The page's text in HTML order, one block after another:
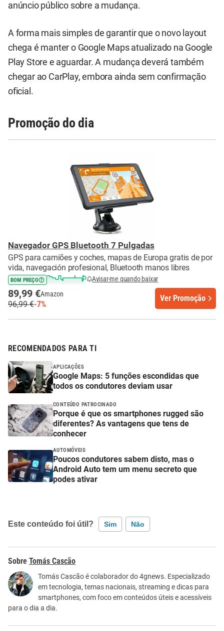
anúncio público sobre a mudança.
A forma mais simples de garantir que o novo layout
chega é manter o Google Maps atualizado na Google
Play Store e aguardar. A mudança deverá também
chegar ao CarPlay, embora ainda sem confirmação
oficial.
Promoção do dia
Navegador GPS Bluetooth 7 Pulgadas
GPS para camiões y coches, mapas de Europa gratis de por
vida, navegación profesional, Bluetooth manos libres
BOM PREÇO Avisar-me quando baixar
89,99 €Amazon
96,99 €-7%
Ver Promoção
RECOMENDADOS PARA TI
APLICAÇÕES
Google Maps: 5 funções escondidas que
todos os condutores deviam usar
CONTEÚDO PATROCINADO
Porque é que os smartphones rugged são
diferentes? As vantagens que tens de
conhecer
AUTOMÓVEIS
Poucos condutores sabem disto, mas o
Android Auto tem um menu secreto que
podes ativar
Este conteúdo foi útil? Sim Não
Este conteúdo contém informação incorreta
Este conteúdo não tem a informação que procuro
Outro
Tomás Cascão
Tomás Cascão é colaborador do 4gnews. Especializado
em tecnologia, temas nacionais, streaming e dicas para
smartphones, com foco em conteúdos úteis e acessíveis
para o dia a dia.